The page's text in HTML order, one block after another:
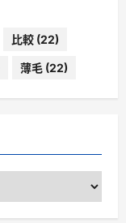
比較 (22)
薄毛 (22)